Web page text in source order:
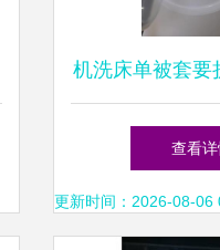
机洗床单被套要
衣机！你真的
吗？#海尔云溪
查看
更新时间：2026-08-06